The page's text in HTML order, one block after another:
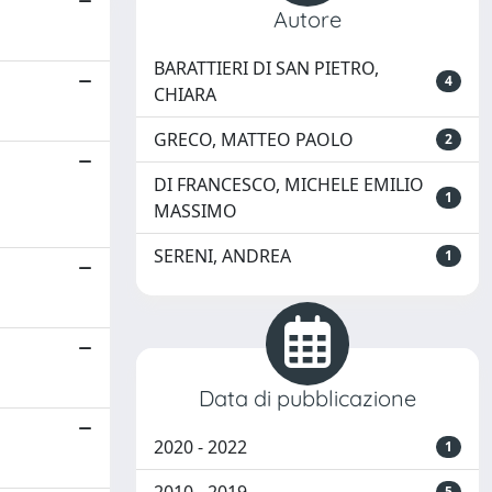
Autore
BARATTIERI DI SAN PIETRO,
CHIARA
4
GRECO, MATTEO PAOLO 2
DI FRANCESCO, MICHELE EMILIO
MASSIMO
1
SERENI, ANDREA 1
Data di pubblicazione
2020 - 2022 1